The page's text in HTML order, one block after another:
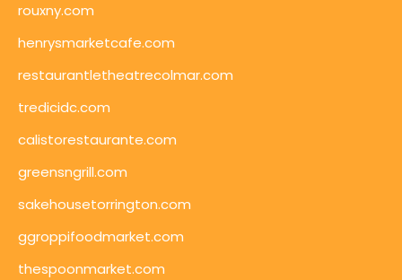
rouxny.com
henrysmarketcafe.com
restaurantletheatrecolmar.com
tredicidc.com
calistorestaurante.com
greensngrill.com
sakehousetorrington.com
ggroppifoodmarket.com
thespoonmarket.com